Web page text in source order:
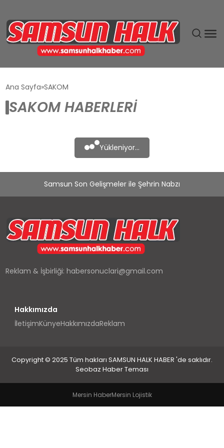
EĞITIM
MAGAZIN
SPOR
TEKNOLOJI
Ana Sayfa SAKOM
SAKOM HABERLERI
Yükleniyor...
Samsun Son Gelişmeler ile Şehrin Nabzı
Reklam & İşbirliği:habersonuclari@gmail.com
Hakkımızda
İletişimKünyeHakkımızdaReklam
Copyright © 2025 Tüm hakları SAMSUN HALK HABER 'de saklıdır.
Seobaz Haber Teması
Mersin HaberMersin Lojistik